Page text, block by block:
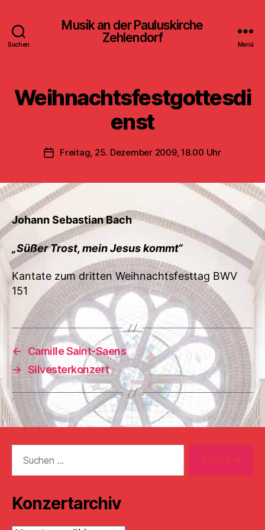
Suchen
Musik an der Pauluskirche
Zehlendorf
Menü
Weihnachtsfestgottesdi
enst
Veröffentlichungsdatum
Freitag, 25. Dezember 2009, 18.00 Uhr
Johann Sebastian Bach
„Süßer Trost, mein Jesus kommt“
Kantate zum dritten Weihnachtsfesttag BWV
151
←
Camille Saint-Saens
→ Silvesterkonzert
nach:
Konzertarchiv